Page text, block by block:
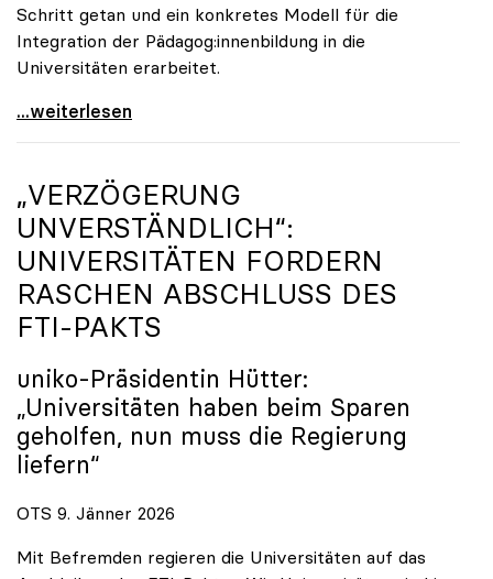
Schritt getan und ein konkretes Modell für die
Integration der Pädagog:innenbildung in die
Universitäten erarbeitet.
Schools of Education an den Universitäten: Für
...weiterlesen
„VERZÖGERUNG
UNVERSTÄNDLICH“:
UNIVERSITÄTEN FORDERN
RASCHEN ABSCHLUSS DES
FTI-PAKTS
uniko-Präsidentin Hütter:
„Universitäten haben beim Sparen
geholfen, nun muss die Regierung
liefern“
OTS 9. Jänner 2026
Mit Befremden regieren die Universitäten auf das